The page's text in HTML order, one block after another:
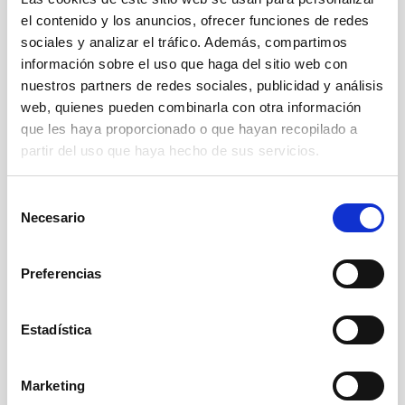
el contenido y los anuncios, ofrecer funciones de redes
sociales y analizar el tráfico. Además, compartimos
información sobre el uso que haga del sitio web con
nuestros partners de redes sociales, publicidad y análisis
web, quienes pueden combinarla con otra información
que les haya proporcionado o que hayan recopilado a
partir del uso que haya hecho de sus servicios.
Necesario
Preferencias
Estadística
Marketing
solalínea de transporte de paletasy a
una envolvedora modelo PF 30,con
posibilidad de colocar cantonerasen las
paletas terminadas,común a las dos
líneas.
La solución propuesta por Clevertech
el cambio de formato. Además, al ser muy